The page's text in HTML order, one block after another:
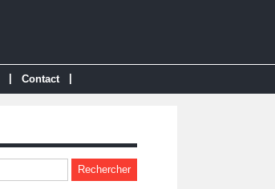
Contact